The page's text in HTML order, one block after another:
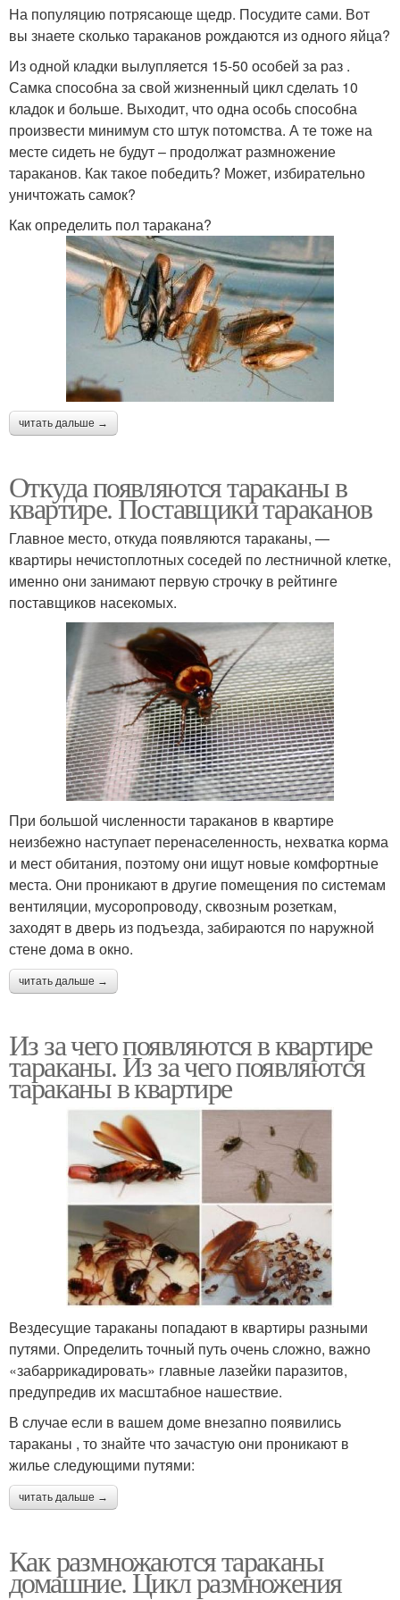
На популяцию потрясающе щедр. Посудите сами. Вот
вы знаете сколько тараканов рождаются из одного яйца?
Из одной кладки вылупляется 15-50 особей за раз .
Самка способна за свой жизненный цикл сделать 10
кладок и больше. Выходит, что одна особь способна
произвести минимум сто штук потомства. А те тоже на
месте сидеть не будут – продолжат размножение
тараканов. Как такое победить? Может, избирательно
уничтожать самок?
Как определить пол таракана?
читать дальше →
Откуда появляются тараканы в
квартире. Поставщики тараканов
Главное место, откуда появляются тараканы, —
квартиры нечистоплотных соседей по лестничной клетке,
именно они занимают первую строчку в рейтинге
поставщиков насекомых.
При большой численности тараканов в квартире
неизбежно наступает перенаселенность, нехватка корма
и мест обитания, поэтому они ищут новые комфортные
места. Они проникают в другие помещения по системам
вентиляции, мусоропроводу, сквозным розеткам,
заходят в дверь из подъезда, забираются по наружной
стене дома в окно.
читать дальше →
Из за чего появляются в квартире
тараканы. Из за чего появляются
тараканы в квартире
Вездесущие тараканы попадают в квартиры разными
путями. Определить точный путь очень сложно, важно
«забаррикадировать» главные лазейки паразитов,
предупредив их масштабное нашествие.
В случае если в вашем доме внезапно появились
тараканы , то знайте что зачастую они проникают в
жилье следующими путями:
читать дальше →
Как размножаются тараканы
домашние. Цикл размножения